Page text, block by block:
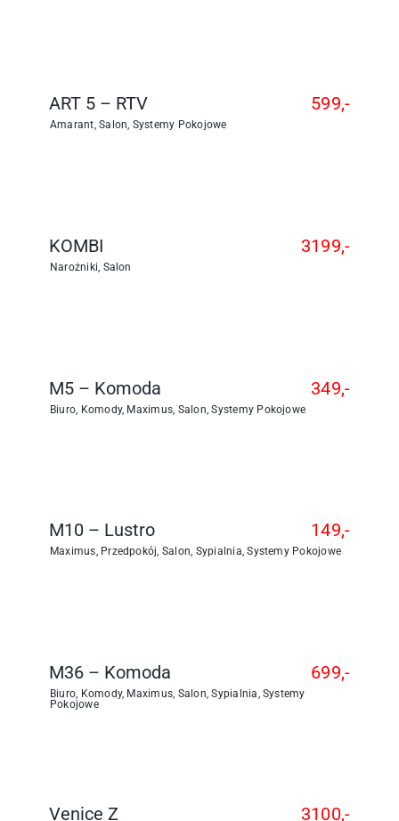
ART 5 – RTV
Amarant,Salon, Systemy Pokojowe
599,-
KOMBI
Narożniki, Salon
3199,-
M5 – Komoda
Biuro, Komody, Maximus, Salon,Systemy Pokojowe
349,-
M10 – Lustro
Maximus, Przedpokój, Salon, Sypialnia,Systemy Pokojowe
149,-
M36 – Komoda
Biuro, Komody, Maximus, Salon,Sypialnia, Systemy
Pokojowe
699,-
Venice Z 3100,-